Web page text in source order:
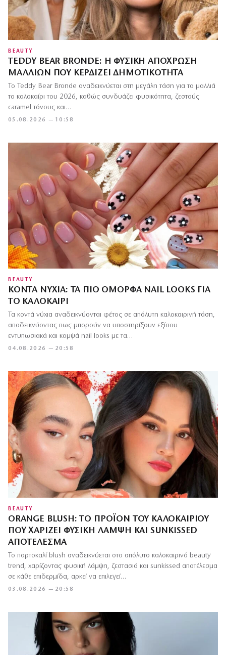
BEAUTY
TEDDY BEAR BRONDE: Η ΦΥΣΙΚΉ ΑΠΌΧΡΩΣΗ
ΜΑΛΛΙΏΝ ΠΟΥ ΚΕΡΔΊΖΕΙ ΔΗΜΟΤΙΚΌΤΗΤΑ
05.08.2026 — 10:58
Το Teddy Bear Bronde αναδεικνύεται στη μεγάλη τάση για τα μαλλιά
το καλοκαίρι του 2026, καθώς συνδυάζει φυσικότητα, ζεστούς
caramel τόνους και…
BEAUTY
ΚΟΝΤΆ ΝΎΧΙΑ: ΤΑ ΠΙΟ ΌΜΟΡΦΑ NAIL LOOKS ΓΙΑ
ΤΟ ΚΑΛΟΚΑΊΡΙ
04.08.2026 — 20:58
Τα κοντά νύχια αναδεικνύονται φέτος σε απόλυτη καλοκαιρινή τάση,
αποδεικνύοντας πως μπορούν να υποστηρίξουν εξίσου
εντυπωσιακά και κομψά nail looks με τα…
BEAUTY
ORANGE BLUSH: ΤΟ ΠΡΟΪΌΝ ΤΟΥ ΚΑΛΟΚΑΙΡΙΟΎ
ΠΟΥ ΧΑΡΊΖΕΙ ΦΥΣΙΚΉ ΛΆΜΨΗ ΚΑΙ SUNKISSED
ΑΠΟΤΈΛΕΣΜΑ
03.08.2026 — 20:58
Το πορτοκαλί blush αναδεικνύεται στο απόλυτο καλοκαιρινό beauty
trend, χαρίζοντας φυσική λάμψη, ζεστασιά και sunkissed αποτέλεσμα
σε κάθε επιδερμίδα, αρκεί να επιλεγεί…